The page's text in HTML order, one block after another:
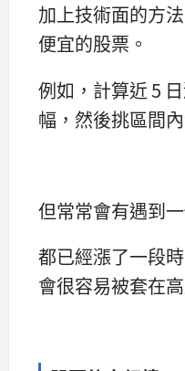
加上技術面的方
便宜的股票。
例如，計算近 5
幅，然後挑區間
但常常會有遇到
都已經漲了一段
會很容易被套在